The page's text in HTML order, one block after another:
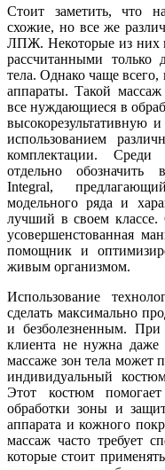
Стоит заметить, что
схожие, но все же
ЛПЖ. Некоторые из них
рассчитанными
тела. Однако чаще
аппараты. Такой
все нуждающиеся в
высокорезультативную
использованием
комплектации. Среди
отдельно обозначить
Integral,
модельного ряда и
лучший в своем классе.
усовершенстованная
помощник и
живым организмом.
Использование
сделать максимально
и безболезненным.
клиента не нужна даже
массаже зон тела может
индивидуальный
Этот костюм
обработки зоны и
аппарата и кожного
массаж часто требует
которые стоит